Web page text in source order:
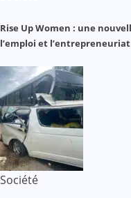
Rise Up Women : une
l’emploi et l’entrepreneuriat
Société